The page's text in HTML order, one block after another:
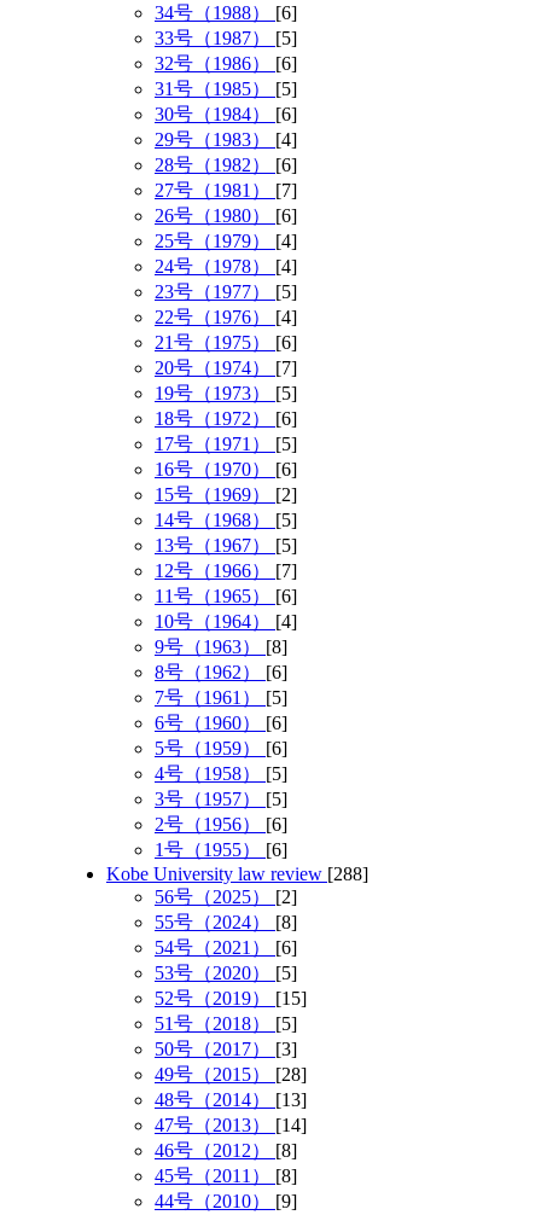
34号（1988） [6]
33号（1987） [5]
32号（1986） [6]
31号（1985） [5]
30号（1984） [6]
29号（1983） [4]
28号（1982） [6]
27号（1981） [7]
26号（1980） [6]
25号（1979） [4]
24号（1978） [4]
23号（1977） [5]
22号（1976） [4]
21号（1975） [6]
20号（1974） [7]
19号（1973） [5]
18号（1972） [6]
17号（1971） [5]
16号（1970） [6]
15号（1969） [2]
14号（1968） [5]
13号（1967） [5]
12号（1966） [7]
11号（1965） [6]
10号（1964） [4]
9号（1963） [8]
8号（1962） [6]
7号（1961） [5]
6号（1960） [6]
5号（1959） [6]
4号（1958） [5]
3号（1957） [5]
2号（1956） [6]
1号（1955） [6]
Kobe University law review [288]
56号（2025） [2]
55号（2024） [8]
54号（2021） [6]
53号（2020） [5]
52号（2019） [15]
51号（2018） [5]
50号（2017） [3]
49号（2015） [28]
48号（2014） [13]
47号（2013） [14]
46号（2012） [8]
45号（2011） [8]
44号（2010） [9]